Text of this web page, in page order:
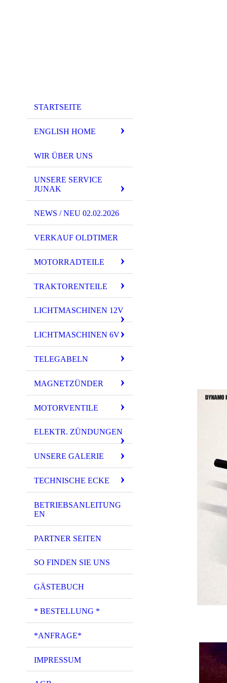
STARTSEITE
ENGLISH HOME
WIR ÜBER UNS
UNSERE SERVICE
JUNAK
NEWS / NEU 02.02.2026
VERKAUF OLDTIMER
MOTORRADTEILE
TRAKTORENTEILE
LICHTMASCHINEN 12V
LICHTMASCHINEN 6V
TELEGABELN
MAGNETZÜNDER
MOTORVENTILE
ELEKTR. ZÜNDUNGEN
UNSERE GALERIE
TECHNISCHE ECKE
BETRIEBSANLEITUNG
EN
PARTNER SEITEN
SO FINDEN SIE UNS
GÄSTEBUCH
* BESTELLUNG *
*ANFRAGE*
IMPRESSUM